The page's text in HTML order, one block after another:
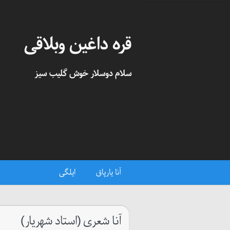
قره داغین وبلاقی
سلام دوسلار خوش گلیب سیز
آنا یارپاق ایلگی
آنا شعری (استاد شهریار)